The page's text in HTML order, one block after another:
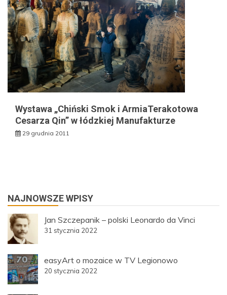
Wystawa „Chiński Smok i ArmiaTerakotowa
Cesarza Qin” w łódzkiej Manufakturze
29 grudnia 2011
NAJNOWSZE WPISY
Jan Szczepanik – polski Leonardo da Vinci
31 stycznia 2022
easyArt o mozaice w TV Legionowo
20 stycznia 2022